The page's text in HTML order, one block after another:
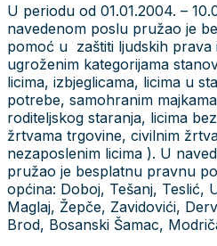
U periodu od 01.01.2004. –
navedenom poslu pružao je
pomoć u zaštiti ljudskih prava
ugroženim kategorijama
licima, izbjeglicama, licima u
potrebe, samohranim
roditeljskog staranja, licima
žrtvama trgovine, civilnim
nezaposlenim licima ). U
pružao je besplatnu pravnu
općina: Doboj, Tešanj, Teslić,
Maglaj, Žepče, Zavidovići,
Brod, Bosanski Šamac,